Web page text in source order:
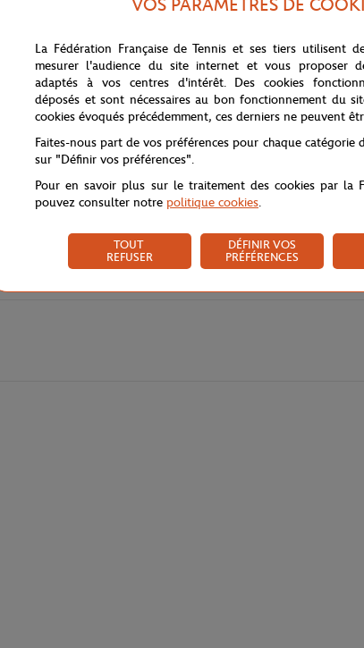
VOS PARAMÈTRES DE
La Fédération Française de Tennis et ses tiers utilisent
mesurer l'audience du site internet et vous proposer
adaptés à vos centres d'intérêt. Des cookies
déposés et sont nécessaires au bon fonctionnement du
cookies évoqués précédemment, ces derniers ne peuvent
Faites-nous part de vos préférences pour chaque catégorie
sur "Définir vos préférences".
Pour en savoir plus sur le traitement des cookies par la
pouvez consulter notre politique cookies.
TOUT
REFUSER
DÉFINIR VOS
PRÉFÉRENCES